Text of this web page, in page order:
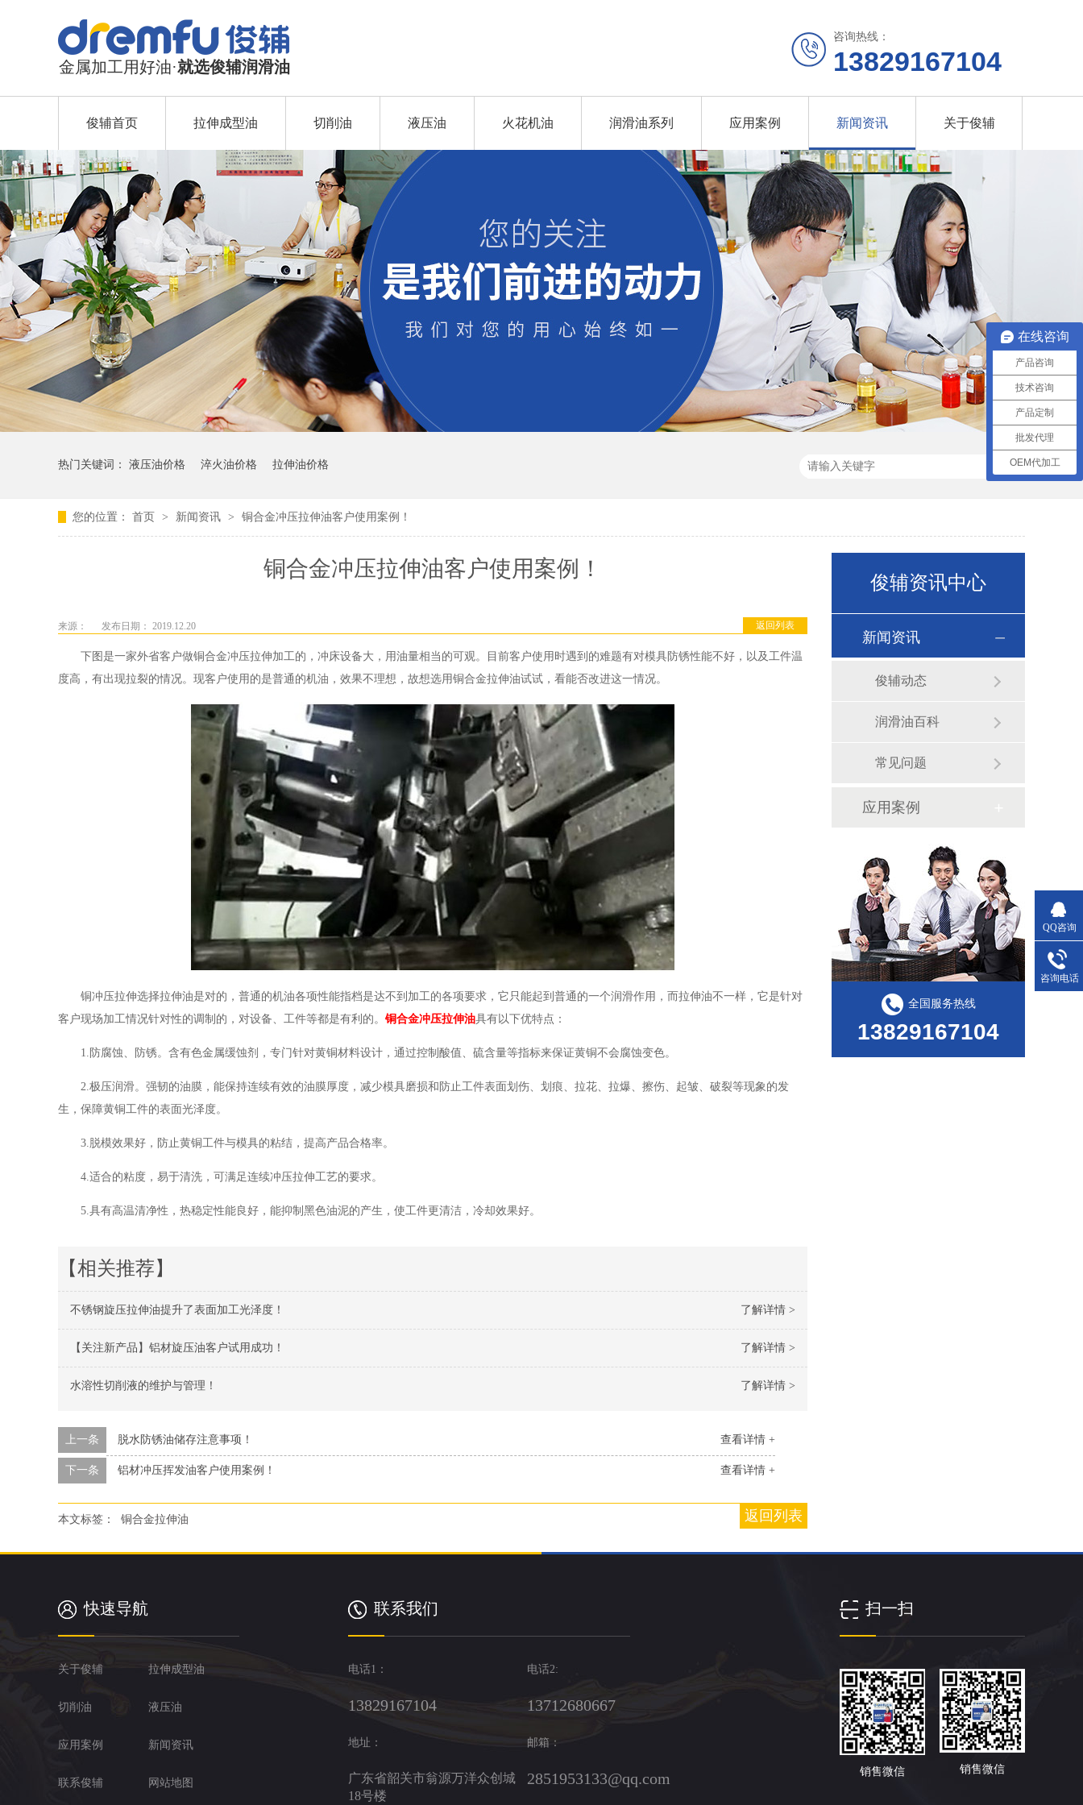
金属加工用好油·就选俊辅润滑油
咨询热线：
13829167104
俊辅首页 拉伸成型油 切削油 液压油 火花机油 润滑油系列 应用案例 新闻资讯 关于俊辅
热门关键词： 液压油价格 淬火油价格 拉伸油价格
您的位置： 首页 > 新闻资讯 > 铜合金冲压拉伸油客户使用案例！
铜合金冲压拉伸油客户使用案例！
返回列表
来源： 发布日期： 2019.12.20
下图是一家外省客户做铜合金冲压拉伸加工的，冲床设备大，用油量相当的可观。目前客户使用时遇到的难题有对模具防锈性能不好，以及工件温
度高，有出现拉裂的情况。现客户使用的是普通的机油，效果不理想，故想选用铜合金拉伸油试试，看能否改进这一情况。
铜冲压拉伸选择拉伸油是对的，普通的机油各项性能指档是达不到加工的各项要求，它只能起到普通的一个润滑作用，而拉伸油不一样，它是针对
客户现场加工情况针对性的调制的，对设备、工件等都是有利的。 铜合金冲压拉伸油具有以下优特点：
1.防腐蚀、防锈。含有色金属缓蚀剂，专门针对黄铜材料设计，通过控制酸值、硫含量等指标来保证黄铜不会腐蚀变色。
2.极压润滑。强韧的油膜，能保持连续有效的油膜厚度，减少模具磨损和防止工件表面划伤、划痕、拉花、拉爆、擦伤、起皱、破裂等现象的发
生，保障黄铜工件的表面光泽度。
3.脱模效果好，防止黄铜工件与模具的粘结，提高产品合格率。
4.适合的粘度，易于清洗，可满足连续冲压拉伸工艺的要求。
5.具有高温清净性，热稳定性能良好，能抑制黑色油泥的产生，使工件更清洁，冷却效果好。
【相关推荐】
了解详情 >
不锈钢旋压拉伸油提升了表面加工光泽度！
了解详情 >
【关注新产品】铝材旋压油客户试用成功！
了解详情 >
水溶性切削液的维护与管理！
查看详情 +
上一条 脱水防锈油储存注意事项！
查看详情 +
下一条 铝材冲压挥发油客户使用案例！
返回列表
本文标签： 铜合金拉伸油
俊辅资讯中心
新闻资讯
俊辅动态
润滑油百科
常见问题
应用案例
全国服务热线
13829167104
快速导航
关于俊辅 拉伸成型油
切削油 液压油
应用案例 新闻资讯
联系俊辅 网站地图
联系我们
电话1：
13829167104
电话2:
13712680667
地址：
广东省韶关市翁源万洋众创城
18号楼
邮箱：
2851953133@qq.com
扫一扫
销售微信 销售微信
QQ咨询
咨询电话
在线咨询
产品咨询
技术咨询
产品定制
批发代理
OEM代加工